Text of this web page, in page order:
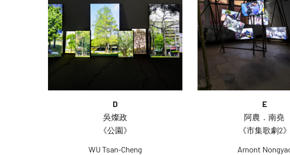
D
吳燦政
《公園》
WU Tsan-Cheng
E
阿農．南堯
《市集歌劇2》
Arnont